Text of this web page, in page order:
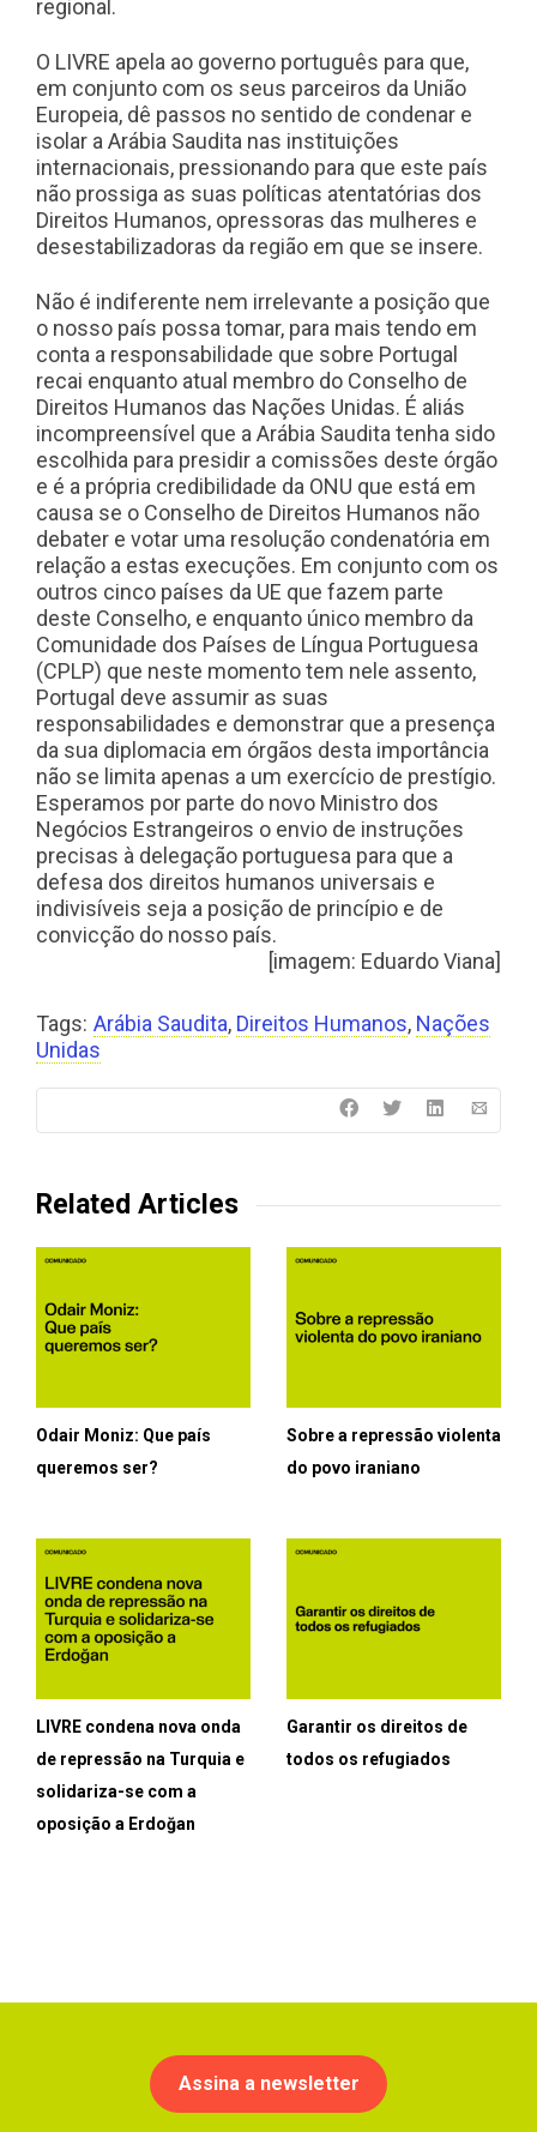
regional.
O LIVRE apela ao governo português para que,
em conjunto com os seus parceiros da União
Europeia, dê passos no sentido de condenar e
isolar a Arábia Saudita nas instituições
internacionais, pressionando para que este país
não prossiga as suas políticas atentatórias dos
Direitos Humanos, opressoras das mulheres e
desestabilizadoras da região em que se insere.
Não é indiferente nem irrelevante a posição que
o nosso país possa tomar, para mais tendo em
conta a responsabilidade que sobre Portugal
recai enquanto atual membro do Conselho de
Direitos Humanos das Nações Unidas. É aliás
incompreensível que a Arábia Saudita tenha sido
escolhida para presidir a comissões deste órgão
e é a própria credibilidade da ONU que está em
causa se o Conselho de Direitos Humanos não
debater e votar uma resolução condenatória em
relação a estas execuções. Em conjunto com os
outros cinco países da UE que fazem parte
deste Conselho, e enquanto único membro da
Comunidade dos Países de Língua Portuguesa
(CPLP) que neste momento tem nele assento,
Portugal deve assumir as suas
responsabilidades e demonstrar que a presença
da sua diplomacia em órgãos desta importância
não se limita apenas a um exercício de prestígio.
Esperamos por parte do novo Ministro dos
Negócios Estrangeiros o envio de instruções
precisas à delegação portuguesa para que a
defesa dos direitos humanos universais e
indivisíveis seja a posição de princípio e de
convicção do nosso país.
[imagem: Eduardo Viana]
Tags: Arábia Saudita, Direitos Humanos, Nações
Unidas
Related Articles
Odair Moniz: Que país
queremos ser?
Sobre a repressão violenta
do povo iraniano
LIVRE condena nova onda
de repressão na Turquia e
solidariza-se com a
oposição a Erdoğan
Garantir os direitos de
todos os refugiados
Assina a newsletter